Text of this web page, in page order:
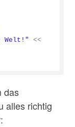
Welt!"
<<
das
alles richtig